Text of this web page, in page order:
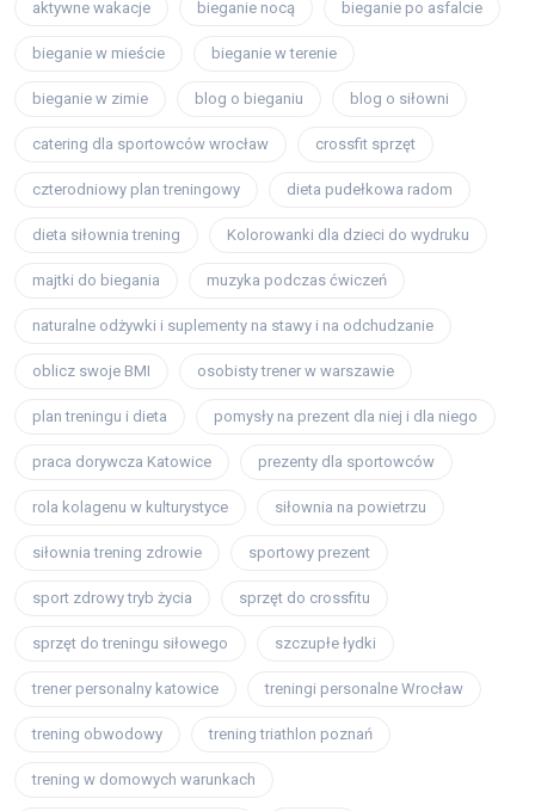
aktywne wakacje bieganie nocą bieganie po asfalcie
bieganie w mieście bieganie w terenie
bieganie w zimie blog o bieganiu blog o siłowni
catering dla sportowców wrocław crossfit sprzęt
czterodniowy plan treningowy dieta pudełkowa radom
dieta siłownia trening Kolorowanki dla dzieci do wydruku
majtki do biegania muzyka podczas ćwiczeń
naturalne odżywki i suplementy na stawy i na odchudzanie
oblicz swoje BMI osobisty trener w warszawie
plan treningu i dieta pomysły na prezent dla niej i dla niego
praca dorywcza Katowice prezenty dla sportowców
rola kolagenu w kulturystyce siłownia na powietrzu
siłownia trening zdrowie sportowy prezent
sport zdrowy tryb życia sprzęt do crossfitu
sprzęt do treningu siłowego szczupłe łydki
trener personalny katowice treningi personalne Wrocław
trening obwodowy trening triathlon poznań
trening w domowych warunkach